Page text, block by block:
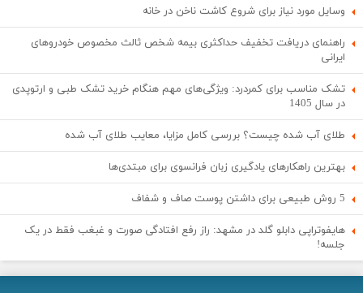
وسایل مورد نیاز برای شروع کاشت ناخن در خانه
راهنمای دریافت تخفیف حداکثری بیمه شخص ثالث مخصوص خودروهای
ایرانی
تشک مناسب برای کمردرد: ویژگی‌های مهم هنگام خرید تشک طبی و ارتوپدی
در سال 1405
طلای آب شده چیست؟ بررسی کامل مزایا، معایب طلای آب شده
بهترین راهکارهای یادگیری زبان فرانسوی برای مبتدی‌ها
5 روش طبیعی برای داشتن پوست صاف و شفاف
هایفوتراپی دابلو گلد در مشهد: راز رفع افتادگی صورت و غبغب فقط در یک
جلسه!